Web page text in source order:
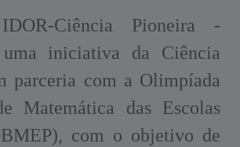
Ciência Pioneira -
iniciativa da Ciência
parceria com a Olimpíada
Matemática das Escolas
com o objetivo de